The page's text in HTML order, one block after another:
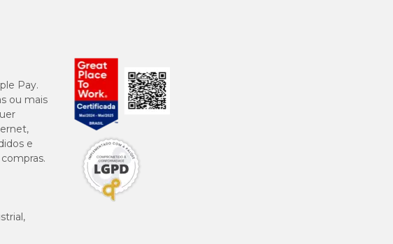
mg, cobalamina:
mg, cobre: 0,007282185
D3: 0,728218466 UI, Vitamina E:
mg, L-Triptofano: 0,091027308
0,000303424 g.
Pay.
ou mais
e